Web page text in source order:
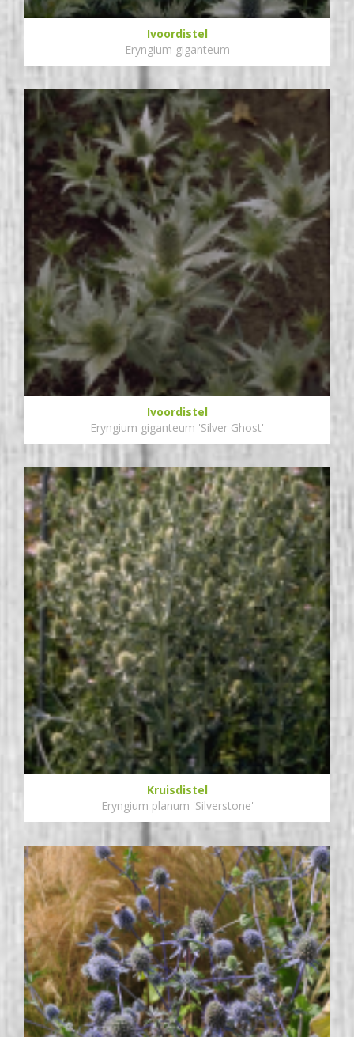
Ivoordistel
Eryngium giganteum
Ivoordistel
Eryngium giganteum 'Silver Ghost'
Kruisdistel
Eryngium planum 'Silverstone'